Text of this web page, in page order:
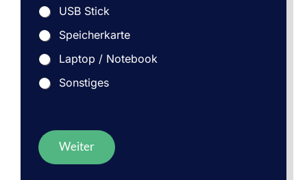
USB Stick
Speicherkarte
Laptop / Notebook
Sonstiges
Weiter